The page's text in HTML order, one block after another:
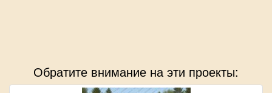
Обратите внимание на эти проекты: